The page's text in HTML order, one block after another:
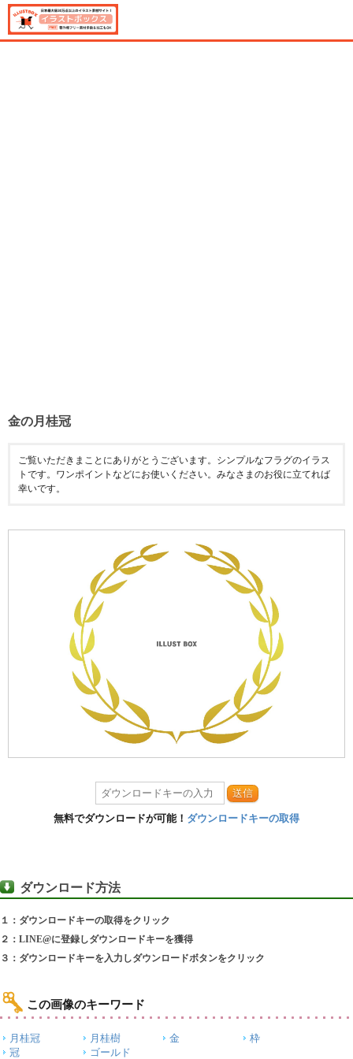
金の月桂冠
ご覧いただきまことにありがとうございます。シンプルなフラグのイラス
トです。ワンポイントなどにお使いください。みなさまのお役に立てれば
幸いです。
送信
無料でダウンロードが可能！ ダウンロードキーの取得
ダウンロード方法
１：ダウンロードキーの取得をクリック
２：LINE@に登録しダウンロードキーを獲得
３：ダウンロードキーを入力しダウンロードボタンをクリック
この画像のキーワード
月桂冠 月桂樹 金
枠
冠
ゴールド